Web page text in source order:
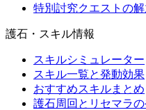
特別討究クエストの
護石・スキル情報
スキルシミュレーター
スキル一覧と発動効果
おすすめスキルまとめ
護石周回とリセマラ